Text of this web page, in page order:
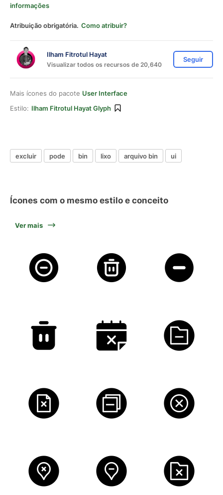
informações
Atribuição obrigatória. Como atribuir?
Ilham Fitrotul Hayat
Visualizar todos os recursos de 20,640
Seguir
Mais ícones do pacote User Interface
Estilo: Ilham Fitrotul Hayat Glyph
excluir pode bin lixo arquivo bin ui
Ícones com o mesmo estilo e conceito
Ver mais